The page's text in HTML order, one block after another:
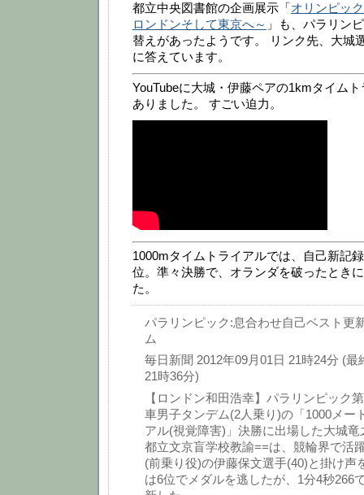
都立中央図書館の企画展示「オリンピッ
ロンドンそして東京へ～ 」も、パラリン
替えがあったようです。 リンク先、大城
に答えています。
YouTubeに大城・伊藤ペアの1kmタイム
ありました。 すごい迫力。
1000mタイムトライアルでは、自己新記
位。準々決勝で、オランダを破ったとき
た。
パラリンピック:息合わせ自己ベスト更
ム
毎日新聞 2012年09月01日 21時24分 (最
21時36分)
【ロンドン和田浩幸】パラリンピック
車男子タンデム(2人乗り)の「1000メー
アル(視覚障害)」決勝に出場した大城
都立文京盲学校教諭==は、競輪界で活
(前乗り役)の伊藤保文選手(40)と掛け声
は6位でメダルを逃したが、1分4秒266